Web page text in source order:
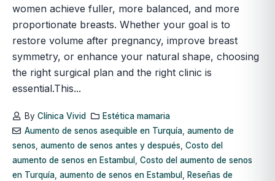
women achieve fuller, more balanced, and more
proportionate breasts. Whether your goal is to
restore volume after pregnancy, improve breast
symmetry, or enhance your natural shape, choosing
the right surgical plan and the right clinic is
essential.This...
By Clínica Vivid
Estética mamaria
Aumento de senos asequible en Turquía, aumento de
senos aumento de senos antes y después Costo del
aumento de senos en Estambul
Costo del aumento de senos
en Turquía aumento de senos en Estambul
Reseñas de